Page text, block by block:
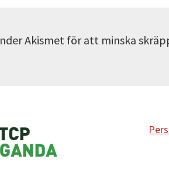
Akismet för att minska